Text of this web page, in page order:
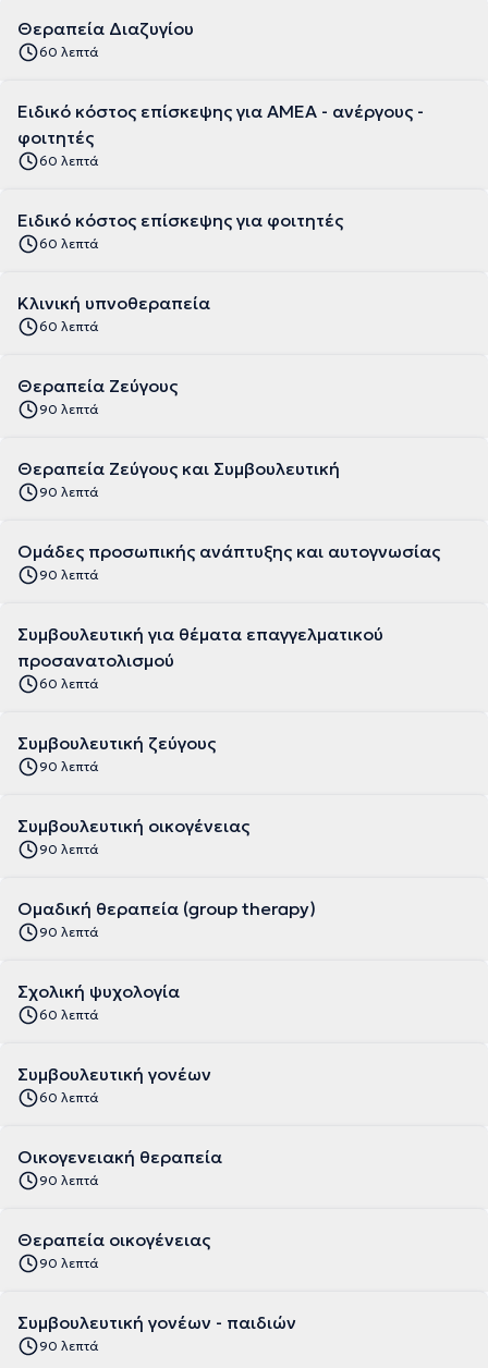
Θεραπεία Διαζυγίου
60 λεπτά
Ειδικό κόστος επίσκεψης για ΑΜΕΑ - ανέργους -
φοιτητές
60 λεπτά
Ειδικό κόστος επίσκεψης για φοιτητές
60 λεπτά
Κλινική υπνοθεραπεία
60 λεπτά
Θεραπεία Ζεύγους
90 λεπτά
Θεραπεία Ζεύγους και Συμβουλευτική
90 λεπτά
Ομάδες προσωπικής ανάπτυξης και αυτογνωσίας
90 λεπτά
Συμβουλευτική για θέματα επαγγελματικού
προσανατολισμού
60 λεπτά
Συμβουλευτική ζεύγους
90 λεπτά
Συμβουλευτική οικογένειας
90 λεπτά
Ομαδική θεραπεία (group therapy)
90 λεπτά
Σχολική ψυχολογία
60 λεπτά
Συμβουλευτική γονέων
60 λεπτά
Οικογενειακή θεραπεία
90 λεπτά
Θεραπεία οικογένειας
90 λεπτά
Συμβουλευτική γονέων - παιδιών
90 λεπτά